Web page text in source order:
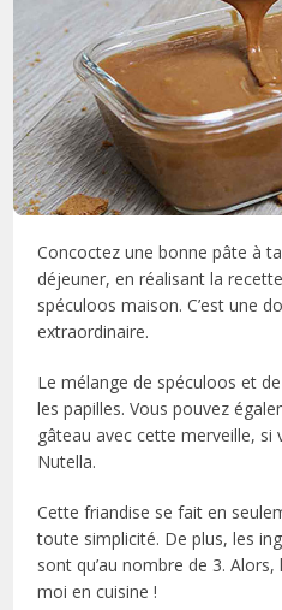
Concoctez une bonne pâte à
déjeuner, en réalisant la
spéculoos maison. C’est une
extraordinaire.
Le mélange de spéculoos et
les papilles. Vous pouvez
gâteau avec cette merveille, si
Nutella.
Cette friandise se fait en
toute simplicité. De plus, les
sont qu’au nombre de 3.
moi en cuisine !